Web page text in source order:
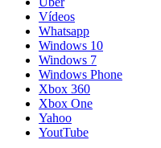
Vídeos
Whatsapp
Windows 10
Windows 7
Windows Phone
Xbox 360
Xbox One
Yahoo
YoutTube